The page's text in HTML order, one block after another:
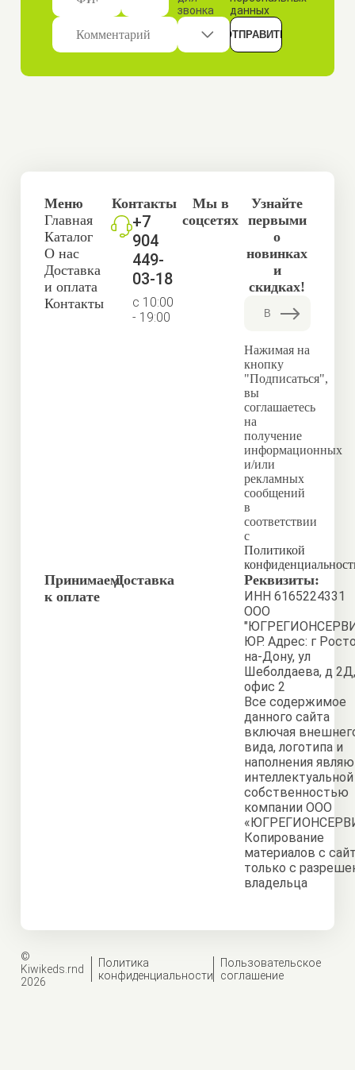
звонка
данных
Меню
Главная
Каталог
О нас
Доставка
и оплата
Контакты
Контакты
+7
904
449-
03-18
с 10:00
- 19:00
Мы в
соцсетях
Узнайте
первыми
о
новинках
и
скидках!
Нажимая на
кнопку
"Подписаться",
вы
соглашаетесь
на
получение
информационных
и/или
рекламных
сообщений
в
соответствии
с
Политикой
Принимаем
к оплате
Доставка Реквизиты:
ИНН 6165224331
ООО
ЮР. Адрес: г
на-Дону, ул
Шеболдаева, д 2Д,
офис 2
Все содержимое
данного сайта
включая
вида, логотипа и
наполнения
интеллектуальной
собственностью
компании ООО
Копирование
материалов с
только с
владельца
©
Kiwikeds.rnd
2026
Политика
конфиденциальности
Пользовательское
соглашение